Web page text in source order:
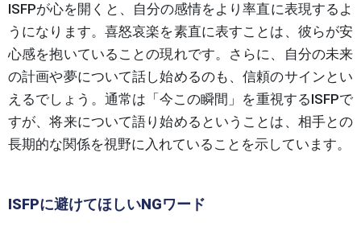
ISFPが心を開くと、自分の感情をより率直に表現するよ
うになります。喜怒哀楽を素直に表すことは、彼らが安
心感を抱いていることの現れです。さらに、自分の未来
の計画や夢について話し始めるのも、信頼のサインとい
えるでしょう。通常は「今この瞬間」を重視するISFPで
すが、将来について語り始めるということは、相手との
長期的な関係を視野に入れていることを示しています。
ISFPに避けてほしいNGワード